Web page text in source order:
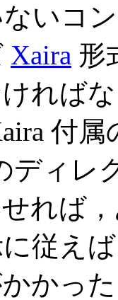
いコ
Xaira 形
れば
付
ディレ
れば
従え
かっ